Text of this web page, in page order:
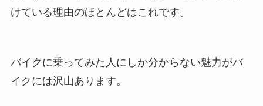
けている理由のほとんどはこれです。
バイクに乗ってみた人にしか分からない魅力がバ
イクには沢山あります。